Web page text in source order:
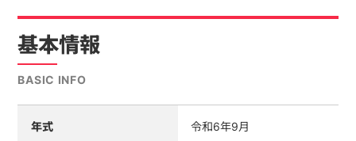
基本情報
BASIC INFO
年式 令和6年9月